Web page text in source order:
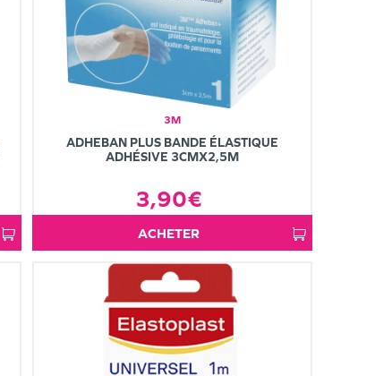
3M
ADHEBAN PLUS BANDE ÉLASTIQUE
ADHÉSIVE 3CMX2,5M
3,90€
ACHETER